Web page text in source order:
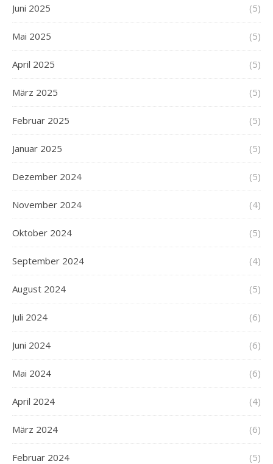
Juni 2025 (5)
Mai 2025 (5)
April 2025 (5)
März 2025 (5)
Februar 2025 (5)
Januar 2025 (5)
Dezember 2024 (5)
November 2024 (4)
Oktober 2024 (5)
September 2024 (4)
August 2024 (5)
Juli 2024 (6)
Juni 2024 (6)
Mai 2024 (6)
April 2024 (4)
März 2024 (6)
Februar 2024 (5)